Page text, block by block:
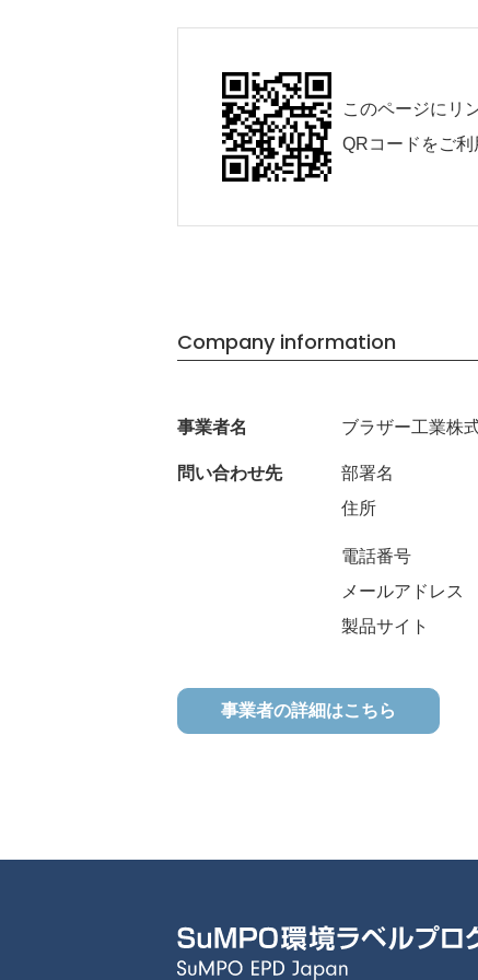
このページにリ
QRコードをご利
Company information
事業者名 ブラザー工業株
問い合わせ先
部署名
住所
電話番号
メールアドレス
製品サイト
事業者の詳細はこちら